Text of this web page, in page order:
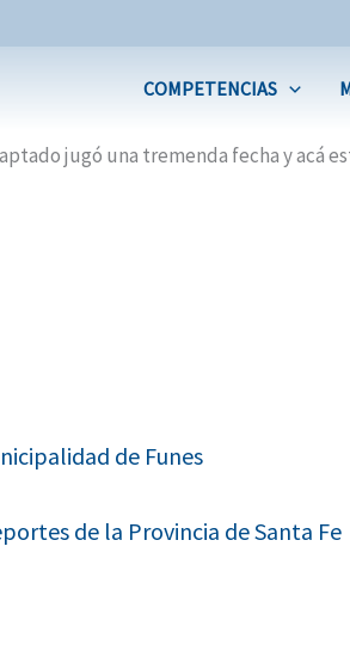
COMPETENCIAS
jugó una tremenda fecha y acá
de Funes
de la Provincia de Santa Fe